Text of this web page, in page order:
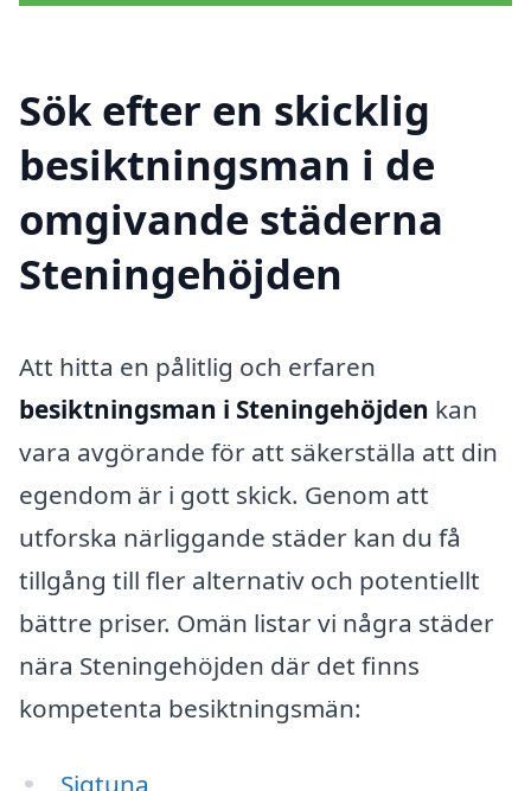
Sök efter en skicklig
besiktningsman i de
omgivande städerna
Steningehöjden
Att hitta en pålitlig och erfaren
besiktningsman i Steningehöjden kan
vara avgörande för att säkerställa att din
egendom är i gott skick. Genom att
utforska närliggande städer kan du få
tillgång till fler alternativ och potentiellt
bättre priser. Omän listar vi några städer
nära Steningehöjden där det finns
kompetenta besiktningsmän:
Sigtuna